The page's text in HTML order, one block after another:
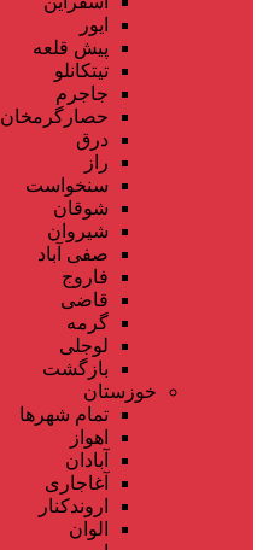
ایور
پیش قلعه
تیتکانلو
جاجرم
حصارگرمخان
درق
راز
سنخواست
شوقان
شیروان
صفی آباد
فاروج
قاضی
گرمه
لوجلی
بازگشت
خوزستان
تمام شهر‌ها
اهواز
آبادان
آغاجاری
اروندکنار
الوان